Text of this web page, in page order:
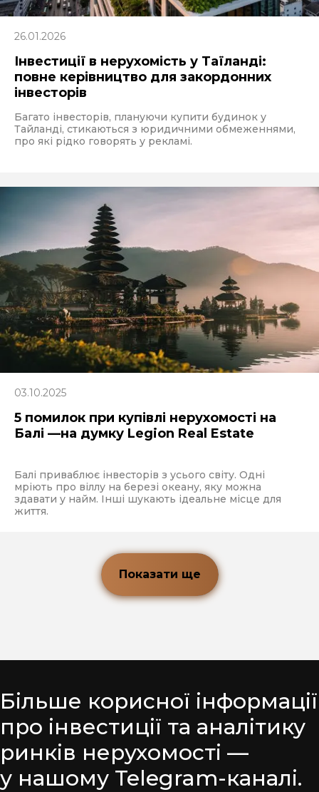
26.01.2026
Інвестиції в нерухомість у Таїланді:
повне керівництво для закордонних
інвесторів
Багато інвесторів, плануючи купити будинок у
Тайланді, стикаються з юридичними обмеженнями,
про які рідко говорять у рекламі.
03.10.2025
5 помилок при купівлі нерухомості на
Балі —на думку Legion Real Estate
Балі приваблює інвесторів з усього світу. Одні
мріють про віллу на березі океану, яку можна
здавати у найм. Інші шукають ідеальне місце для
життя.
Показати ще
Більше корисної інформації
про інвестиції та аналітику
ринків нерухомості —
у нашому Telegram-каналі.